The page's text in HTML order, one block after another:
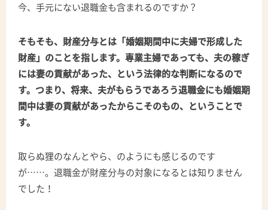
今、手元にない退職金も含まれるのですか？
そもそも、財産分与とは「婚姻期間中に夫婦で形成した
財産」のことを指します。専業主婦であっても、夫の稼ぎ
には妻の貢献があった、という法律的な判断になるので
す。つまり、将来、夫がもらうであろう退職金にも婚姻期
間中は妻の貢献があったからこそのもの、ということで
す。
取らぬ狸のなんとやら、のようにも感じるのです
が……。退職金が財産分与の対象になるとは知りません
でした！